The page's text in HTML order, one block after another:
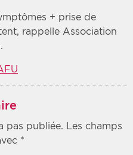
+ prise de
rappelle Association
pas publiée. Les champs
*